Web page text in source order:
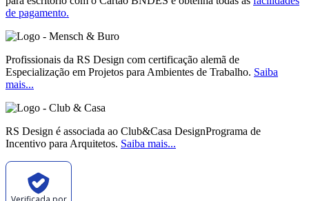
de pagamento.
Profissionais da RS Design com certificação alemã de
Especialização em Projetos para Ambientes de Trabalho. Saiba
mais...
RS Design é associada ao Club&Casa DesignPrograma de
Incentivo para Arquitetos. Saiba mais...